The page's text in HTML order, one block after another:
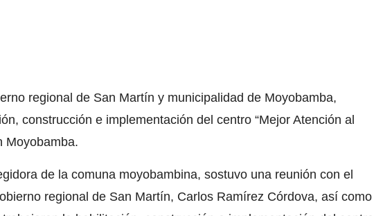
regional de San Martín y municipalidad de Moyobamba,
construcción e implementación del centro “Mejor Atención al
Moyobamba.
de la comuna moyobambina, sostuvo una reunión con el
regional de San Martín, Carlos Ramírez Córdova, así como